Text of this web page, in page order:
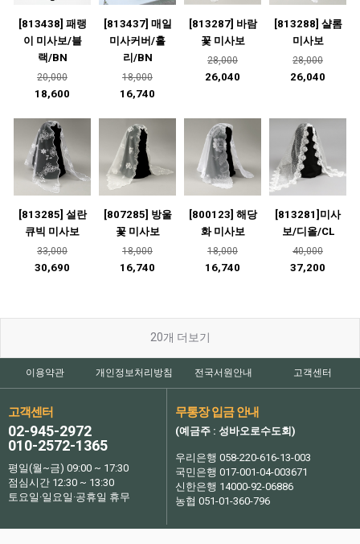
[813438] 패랭
이 미사보/블
랙/BN
20,000
18,600
[813437] 매일
미사커버/홀
리/BN
18,000
16,740
[813287] 바람
꽃 미사보
28,000
26,040
[813288] 샬롬
미사보
28,000
26,040
[813285] 설란
큐빅 미사보
33,000
30,690
[807285] 방울
꽃 미사보
18,000
16,740
[800123] 해당
화 미사보
18,000
16,740
[813281]미사
보/디올/CL
40,000
37,200
20개 더보기
이용약관 개인정보처리방침 전국서원안내 고객센터
고객센터
02-945-2972
010-2572-1365
평일(월~금) 09:00 ~ 17:30
점심시간 12:30 ~ 13:30
토요일·일요일·공휴일 휴무
무통장 입금 안내
(예금주 : 성바오로수도회)
우리은행 058-220-616-13-003
국민은행 017-001-04-003671
신한은행 14000-92-06886
농협 051-01-360-796